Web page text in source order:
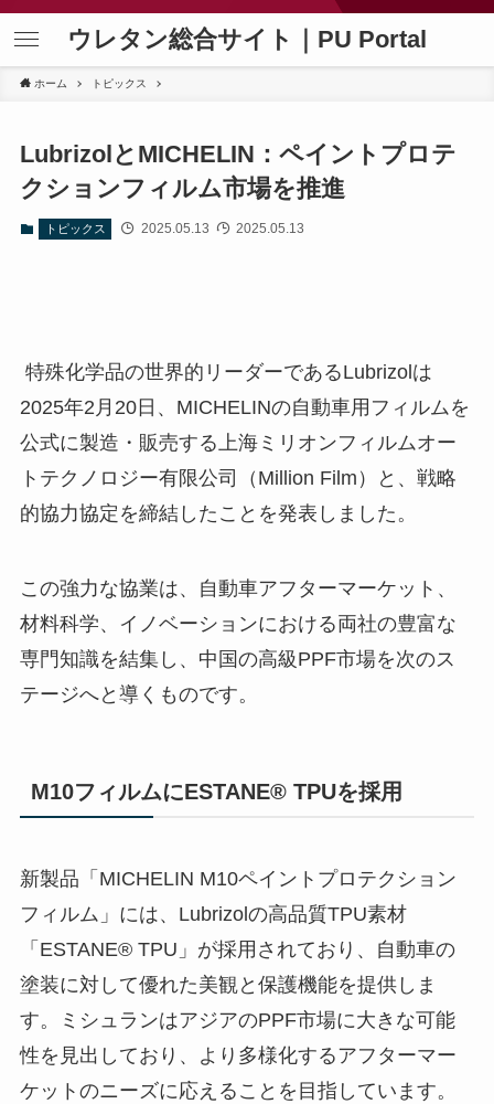
ウレタン総合サイト｜PU Portal
ホーム トピックス
LubrizolとMICHELIN：ペイントプロテ
クションフィルム市場を推進
トピックス 2025.05.13 2025.05.13
特殊化学品の世界的リーダーであるLubrizolは
2025年2月20日、MICHELINの自動車用フィルムを
公式に製造・販売する上海ミリオンフィルムオー
トテクノロジー有限公司（Million Film）と、戦略
的協力協定を締結したことを発表しました。
この強力な協業は、自動車アフターマーケット、
材料科学、イノベーションにおける両社の豊富な
専門知識を結集し、中国の高級PPF市場を次のス
テージへと導くものです。
M10フィルムにESTANE® TPUを採用
新製品「MICHELIN M10ペイントプロテクション
フィルム」には、Lubrizolの高品質TPU素材
「ESTANE® TPU」が採用されており、自動車の
塗装に対して優れた美観と保護機能を提供しま
す。ミシュランはアジアのPPF市場に大きな可能
性を見出しており、より多様化するアフターマー
ケットのニーズに応えることを目指しています。